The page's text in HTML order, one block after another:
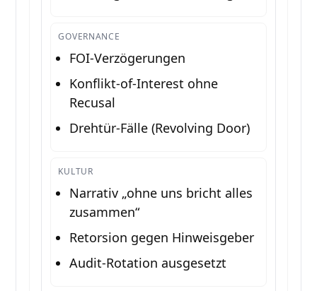
GOVERNANCE
FOI-Verzögerungen
Konflikt-of-Interest ohne
Recusal
Drehtür-Fälle (Revolving Door)
KULTUR
Narrativ „ohne uns bricht alles
zusammen“
Retorsion gegen Hinweisgeber
Audit-Rotation ausgesetzt